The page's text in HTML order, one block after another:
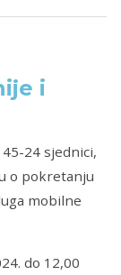
i
24 sjednici,
o pokretanju
mobilne
do 12,00